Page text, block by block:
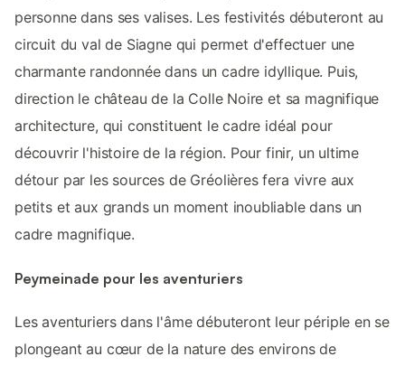
personne dans ses valises. Les festivités débuteront au
circuit du val de Siagne qui permet d'effectuer une
charmante randonnée dans un cadre idyllique. Puis,
direction le château de la Colle Noire et sa magnifique
architecture, qui constituent le cadre idéal pour
découvrir l'histoire de la région. Pour finir, un ultime
détour par les sources de Gréolières fera vivre aux
petits et aux grands un moment inoubliable dans un
cadre magnifique.
Peymeinade pour les aventuriers
Les aventuriers dans l'âme débuteront leur périple en se
plongeant au cœur de la nature des environs de